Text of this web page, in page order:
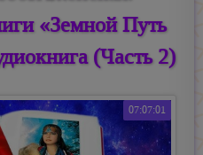
«Земной Путь
(Часть 2)
07:07:01